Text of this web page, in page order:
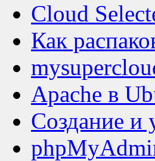
Cloud
Как
Apache в
Создание и